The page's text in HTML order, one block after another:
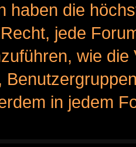
haben die
jede
wie
in jedem